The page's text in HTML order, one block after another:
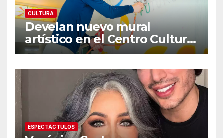
CULTURA
Develan nuevo mural
artístico en el Centro Cultural
«Dr. Héctor Chávez Fontes»
ESPECTÁCTULOS